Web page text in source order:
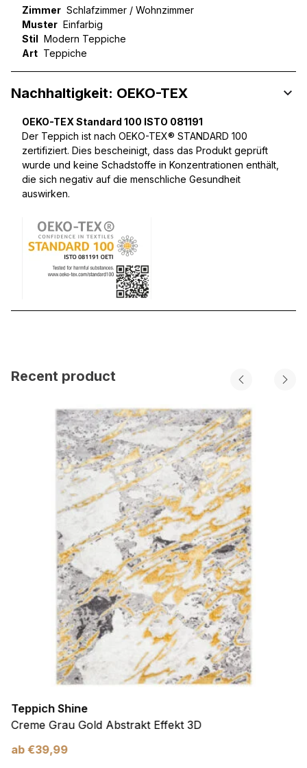
Zimmer Schlafzimmer / Wohnzimmer
Muster Einfarbig
Stil Modern Teppiche
Art Teppiche
Nachhaltigkeit: OEKO-TEX
OEKO-TEX Standard 100 ISTO 081191
Der Teppich ist nach OEKO-TEX® STANDARD 100
zertifiziert. Dies bescheinigt, dass das Produkt geprüft
wurde und keine Schadstoffe in Konzentrationen enthält,
die sich negativ auf die menschliche Gesundheit
auswirken.
Recent product
Teppich Shine
Creme Grau Gold Abstrakt Effekt 3D
ab €39,99